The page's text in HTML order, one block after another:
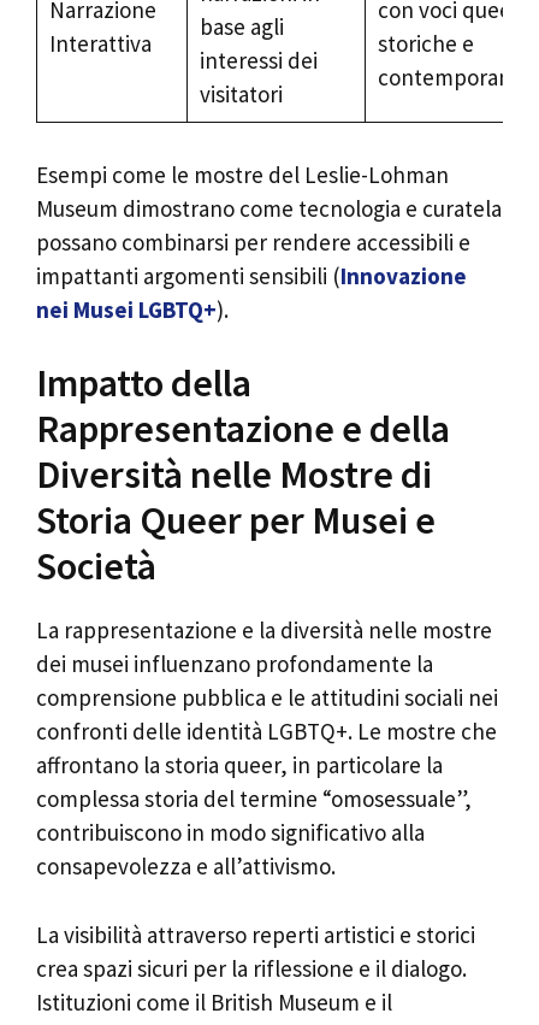
Narrazione
Interattiva
base agli
interessi dei
visitatori
con voci queer
storiche e
contemporanee
Esempi come le mostre del Leslie-Lohman
Museum dimostrano come tecnologia e curatela
possano combinarsi per rendere accessibili e
impattanti argomenti sensibili (Innovazione
nei Musei LGBTQ+).
Impatto della
Rappresentazione e della
Diversità nelle Mostre di
Storia Queer per Musei e
Società
La rappresentazione e la diversità nelle mostre
dei musei influenzano profondamente la
comprensione pubblica e le attitudini sociali nei
confronti delle identità LGBTQ+. Le mostre che
affrontano la storia queer, in particolare la
complessa storia del termine “omosessuale”,
contribuiscono in modo significativo alla
consapevolezza e all’attivismo.
La visibilità attraverso reperti artistici e storici
crea spazi sicuri per la riflessione e il dialogo.
Istituzioni come il British Museum e il